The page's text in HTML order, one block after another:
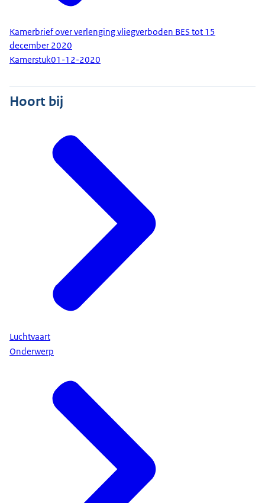
Kamerbrief over verlenging vliegverboden BES tot 15
december 2020
Kamerstuk01-12-2020
Hoort bij
Luchtvaart
Onderwerp